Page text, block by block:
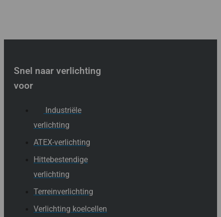
Snel naar verlichting
voor
Industriële
verlichting
ATEX-verlichting
Hittebestendige
verlichting
Terreinverlichting
Verlichting koelcellen